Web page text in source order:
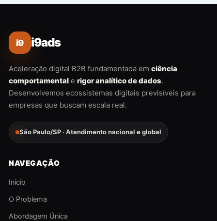
i9 i9ads
Aceleração digital B2B fundamentada em ciência
comportamental e rigor analítico de dados.
Desenvolvemos ecossistemas digitais previsíveis para
empresas que buscam escala real.
São Paulo/SP · Atendimento nacional e global
NAVEGAÇÃO
Início
O Problema
Abordagem Única